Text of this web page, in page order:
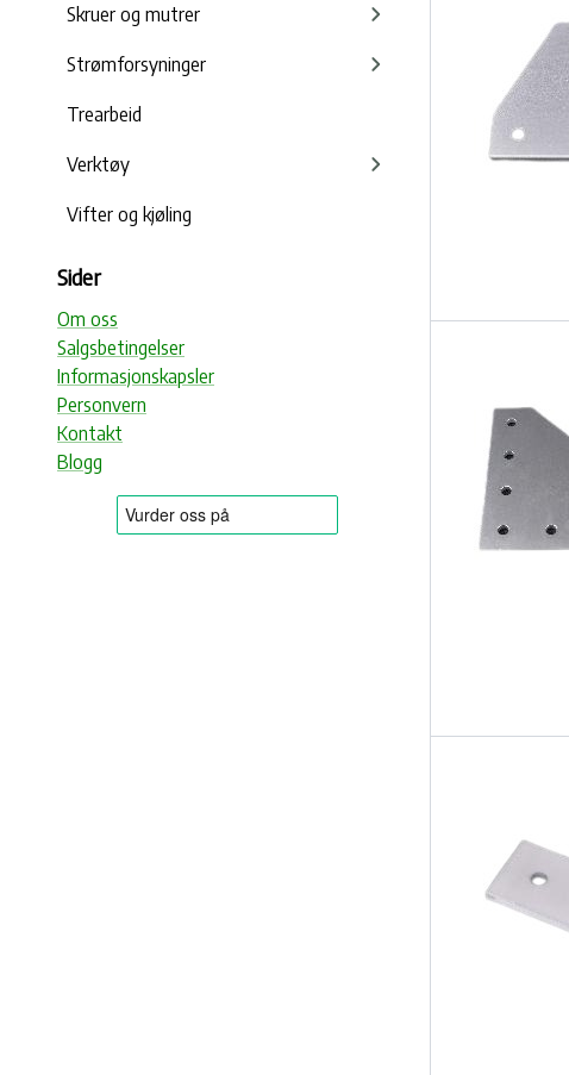
Skruer og mutrer
Strømforsyninger
Trearbeid
Verktøy
Vifter og kjøling
Sider
Om oss
Salgsbetingelser
Informasjonskapsler
Personvern
Kontakt
Blogg